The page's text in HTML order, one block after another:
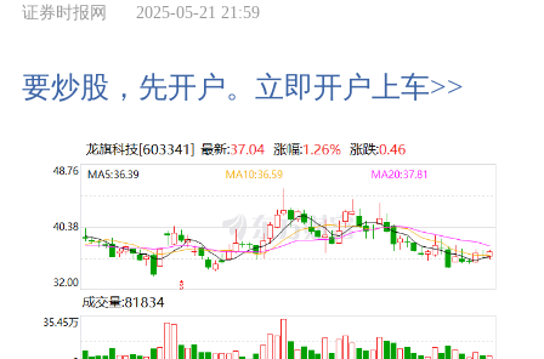
证券时报网 2025-05-21 21:59
要炒股，先开户。立即开户上车>>